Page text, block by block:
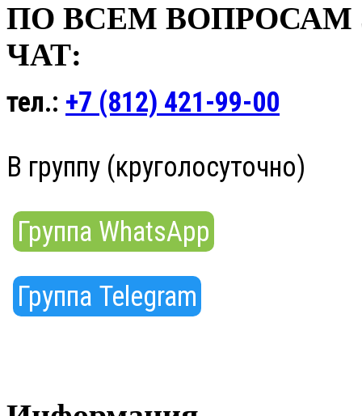
ПО ВСЕМ
ЧАТ:
тел.: +7 (812) 421-99-00
В группу (круголосуточно)
Группа WhatsApp
Группа Telegram